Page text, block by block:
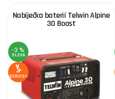
Nabíječka baterií Telwin Alpine
30 Boost
-3 %
SLEVA
SERVIS+